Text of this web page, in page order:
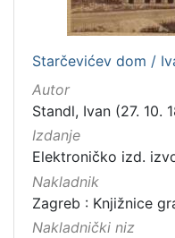
Starčevićev dom /
Autor
Standl, Ivan (27. 10.
Izdanje
Elektroničko izd.
Nakladnik
Zagreb : Knjižnice
Nakladnički niz